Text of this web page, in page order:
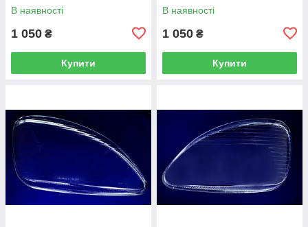
В наявності
1 050 ₴
Купити
В наявності
1 050 ₴
Купити